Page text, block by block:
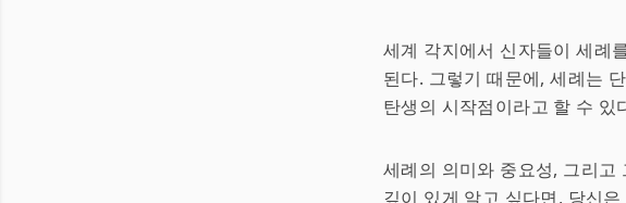
세계 각지에서 신자들이 세례
된다. 그렇기 때문에, 세례는
탄생의 시작점이라고 할 수
세례의 의미와 중요성, 그리고
깊이 있게 알고 싶다면, 당신